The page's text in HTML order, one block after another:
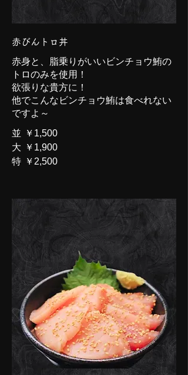
赤びんトロ丼
赤身と、脂乗りがいいビンチョウ鮪の
トロのみを使用！
欲張りな貴方に！
他でこんなビンチョウ鮪は食べれない
ですよ～
並
￥1,500
大
￥1,900
特 ￥2,500